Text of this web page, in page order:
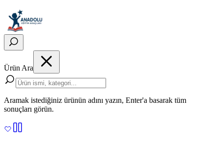
Ürün Ara
Aramak istediğiniz ürünün adını yazın, Enter'a basarak tüm
sonuçları görün.